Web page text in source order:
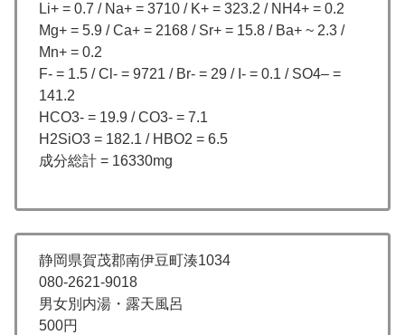
Li+ = 0.7 / Na+ = 3710 / K+ = 323.2 / NH4+ = 0.2
Mg+ = 5.9 / Ca+ = 2168 / Sr+ = 15.8 / Ba+ ~ 2.3 /
Mn+ = 0.2
F- = 1.5 / Cl- = 9721 / Br- = 29 / I- = 0.1 / SO4– =
141.2
HCO3- = 19.9 / CO3- = 7.1
H2SiO3 = 182.1 / HBO2 = 6.5
成分総計 = 16330mg
静岡県賀茂郡南伊豆町湊1034
080-2621-9018
男女別内湯・露天風呂
500円